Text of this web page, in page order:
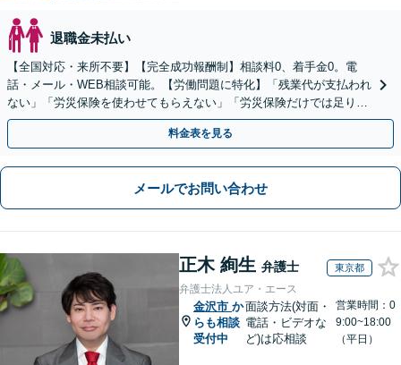
退職金未払い
【全国対応・来所不要】【完全成功報酬制】相談料0、着手金0。電
話・メール・WEB相談可能。【労働問題に特化】「残業代が支払われ
ない」「労災保険を使わせてもらえない」「労災保険だけでは足りな
い。損害賠償請求したい」など労働問題はお任せを。
料金表を見る
メールでお問い合わせ
正木 絢生 弁護士 東京都
弁護士法人ユア・エース
金沢市 か
らも相談
受付中
面談方法(対面・
電話・ビデオな
ど)は応相談
営業時間：0
9:00~18:00
（平日）